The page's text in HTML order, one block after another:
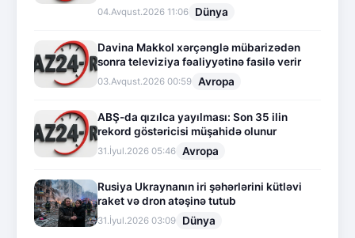
04.Avqust.2026 11:06 Dünya
Davina Makkol xərçənglə mübarizədən
sonra televiziya fəaliyyətinə fasilə verir
03.Avqust.2026 00:59 Avropa
ABŞ-da qızılca yayılması: Son 35 ilin
rekord göstəricisi müşahidə olunur
31.İyul.2026 05:46 Avropa
Rusiya Ukraynanın iri şəhərlərini kütləvi
raket və dron atəşinə tutub
31.İyul.2026 03:09 Dünya